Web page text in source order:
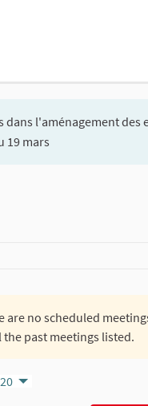
dans l'aménagement des
19 mars
are no scheduled
past meetings listed.
20